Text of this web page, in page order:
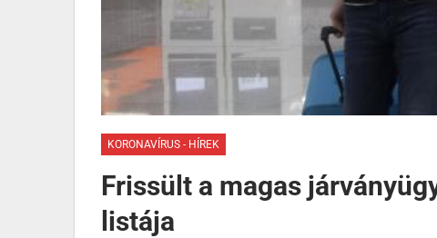
KORONAVÍRUS - HÍREK
Frissült a magas
listája